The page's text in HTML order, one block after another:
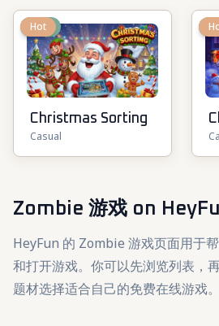
New
Hot
Christmas Sorting
Casual
Zombie 游戏 on
HeyFun 的 Zombie 游戏页面用于
和打开游戏。你可以先浏览列表，
题材选择适合自己的免费在线游戏。